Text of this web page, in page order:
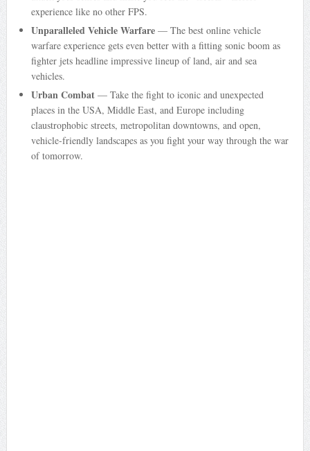
experience like no other FPS.
Unparalleled Vehicle Warfare — The best online vehicle
warfare experience gets even better with a fitting sonic boom as
fighter jets headline impressive lineup of land, air and sea
vehicles.
Urban Combat — Take the fight to iconic and unexpected
places in the USA, Middle East, and Europe including
claustrophobic streets, metropolitan downtowns, and open,
vehicle-friendly landscapes as you fight your way through the war
of tomorrow.